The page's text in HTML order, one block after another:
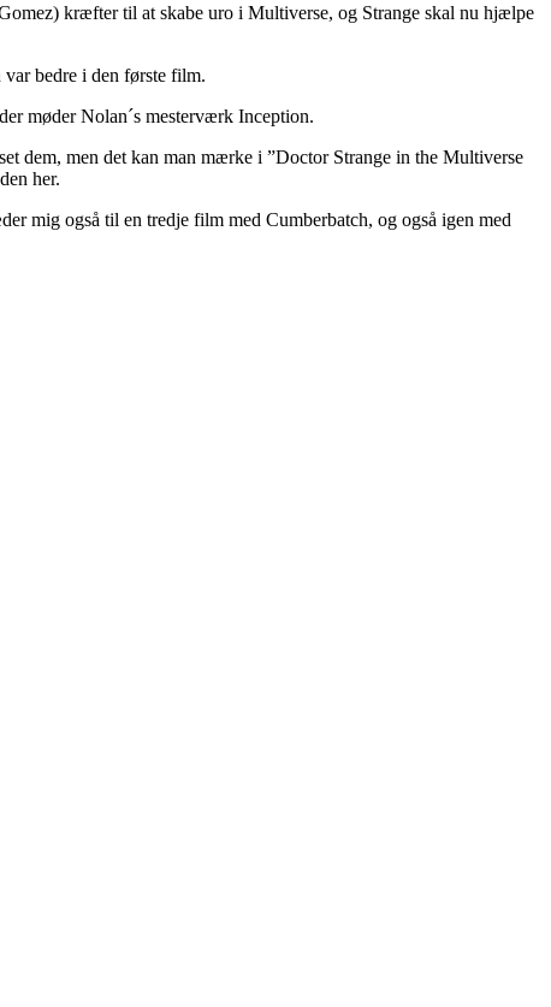
kræfter til at skabe uro i Multiverse, og Strange skal nu hjælpe
var bedre i den første film.
møder Nolan´s mesterværk Inception.
dem, men det kan man mærke i ”Doctor Strange in the Multiverse
her.
mig også til en tredje film med Cumberbatch, og også igen med